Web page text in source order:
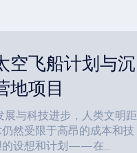
空飞船计划与沉
地项目
与科技进步，人类文明距
然受限于高昂的成本和技
的设想和计划——在...